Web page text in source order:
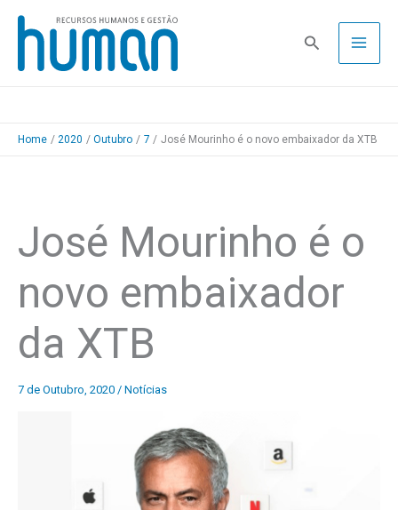
Skip
content
Pesquisa
Home 2020 Outubro 7 José Mourinho é o novo embaixador da XTB
José Mourinho é o
novo embaixador
da XTB
7 de Outubro, 2020 / Notícias